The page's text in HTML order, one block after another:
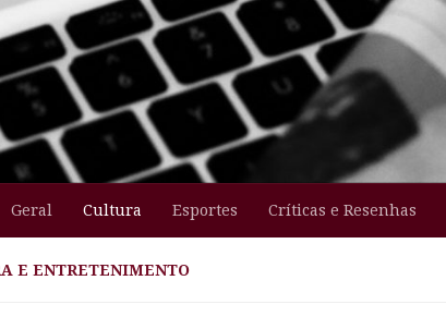
Geral Cultura Esportes Críticas e Resenhas
E ENTRETENIMENTO